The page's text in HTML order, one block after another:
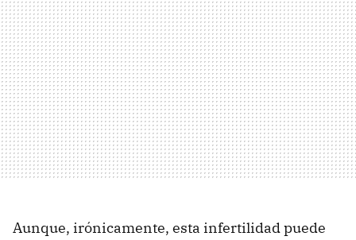
Aunque, irónicamente, esta infertilidad puede